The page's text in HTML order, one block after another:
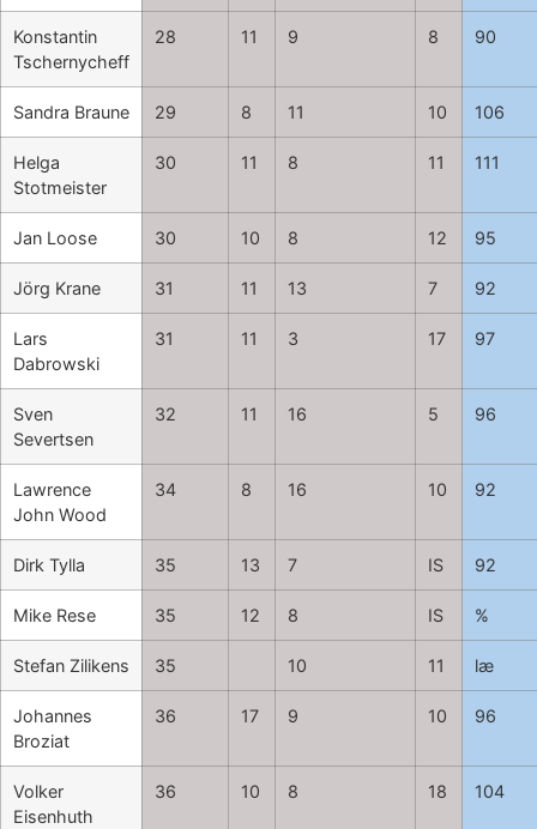
Konstantin
Tschernycheff
28 11 9 8 90
Sandra Braune 29 8 11 10 106
Helga
Stotmeister
30 11 8 11 111
Jan Loose 30 10 8 12 95
Jörg Krane 31 11 13 7 92
Lars
Dabrowski
31 11 3 17 97
Sven
Severtsen
32 11 16 5 96
Lawrence
John Wood
34 8 16 10 92
Dirk Tylla 35 13 7 IS 92
Mike Rese 35 12 8 IS %
Stefan Zilikens 35 10 11 læ
Johannes
Broziat
36 17 9 10 96
Volker
Eisenhuth
36 10 8 18 104